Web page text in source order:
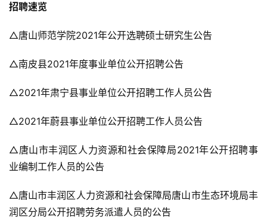
招聘速览
△唐山师范学院2021年公开选聘硕士研究生公告
△南皮县2021年度事业单位公开招聘公告
△2021年肃宁县事业单位公开招聘工作人员公告
△2021年蔚县事业单位公开招聘工作人员公告
△唐山市丰润区人力资源和社会保障局2021年公开招聘事
业编制工作人员的公告
△唐山市丰润区人力资源和社会保障局唐山市生态环境局丰
润区分局公开招聘劳务派遣人员的公告